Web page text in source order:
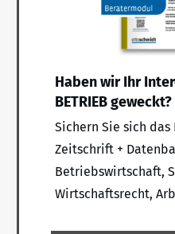
Haben wir Ihr
BETRIEB geweckt?
Sichern Sie sich das
Zeitschrift +
Betriebswirtschaft,
Wirtschaftsrecht,